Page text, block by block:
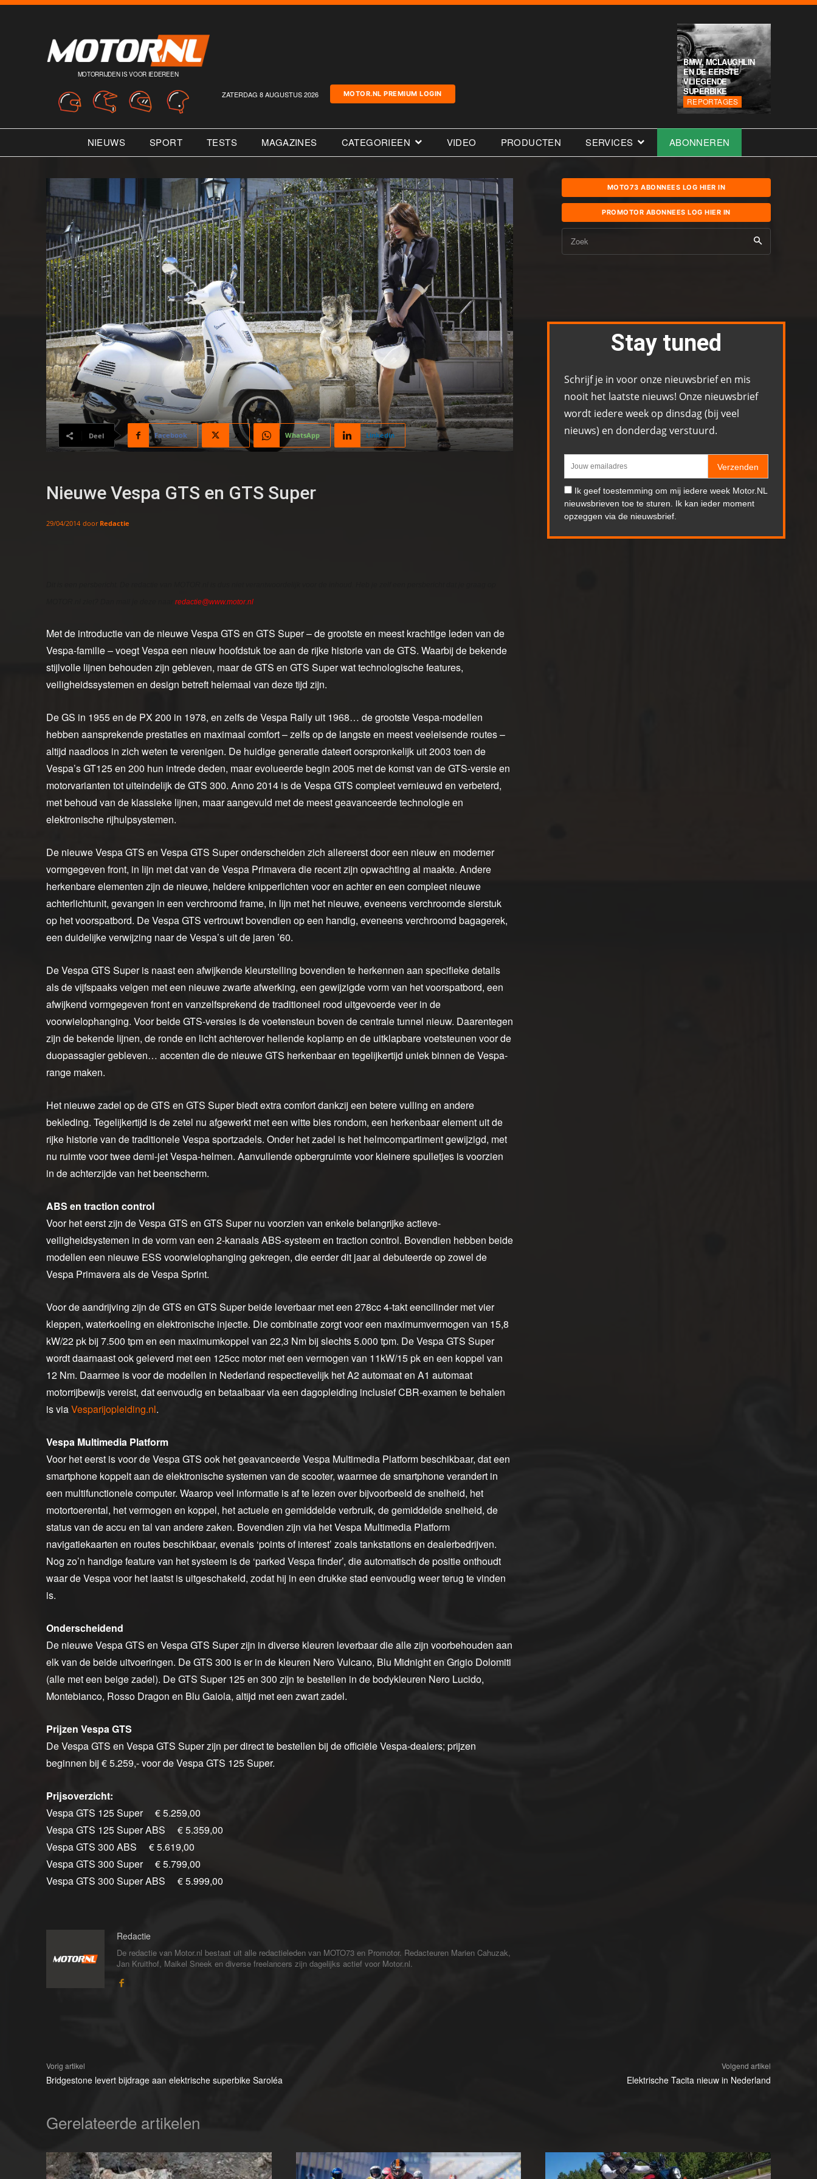
MOTORRIJDEN IS VOOR IEDEREEN
ZATERDAG 8 AUGUSTUS 2026 MOTOR.NL PREMIUM LOGIN
BMW, MCLAUGHLIN
EN DE EERSTE
VLIEGENDE
SUPERBIKE
REPORTAGES
NIEUWS SPORT TESTS MAGAZINES CATEGORIEEN VIDEO PRODUCTEN SERVICES ABONNEREN
Deel Facebook X WhatsApp Linkedin
Nieuwe Vespa GTS en GTS Super
29/04/2014 door Redactie
redactie@www.motor.nl
Met de introductie van de nieuwe Vespa GTS en GTS Super – de grootste en meest krachtige leden van de
Vespa-familie – voegt Vespa een nieuw hoofdstuk toe aan de rijke historie van de GTS. Waarbij de bekende
stijlvolle lijnen behouden zijn gebleven, maar de GTS en GTS Super wat technologische features,
veiligheidssystemen en design betreft helemaal van deze tijd zijn.
De GS in 1955 en de PX 200 in 1978, en zelfs de Vespa Rally uit 1968… de grootste Vespa-modellen
hebben aansprekende prestaties en maximaal comfort – zelfs op de langste en meest veeleisende routes –
altijd naadloos in zich weten te verenigen. De huidige generatie dateert oorspronkelijk uit 2003 toen de
Vespa’s GT125 en 200 hun intrede deden, maar evolueerde begin 2005 met de komst van de GTS-versie en
motorvarianten tot uiteindelijk de GTS 300. Anno 2014 is de Vespa GTS compleet vernieuwd en verbeterd,
met behoud van de klassieke lijnen, maar aangevuld met de meest geavanceerde technologie en
elektronische rijhulpsystemen.
De nieuwe Vespa GTS en Vespa GTS Super onderscheiden zich allereerst door een nieuw en moderner
vormgegeven front, in lijn met dat van de Vespa Primavera die recent zijn opwachting al maakte. Andere
herkenbare elementen zijn de nieuwe, heldere knipperlichten voor en achter en een compleet nieuwe
achterlichtunit, gevangen in een verchroomd frame, in lijn met het nieuwe, eveneens verchroomde sierstuk
op het voorspatbord. De Vespa GTS vertrouwt bovendien op een handig, eveneens verchroomd bagagerek,
een duidelijke verwijzing naar de Vespa’s uit de jaren ’60.
De Vespa GTS Super is naast een afwijkende kleurstelling bovendien te herkennen aan specifieke details
als de vijfspaaks velgen met een nieuwe zwarte afwerking, een gewijzigde vorm van het voorspatbord, een
afwijkend vormgegeven front en vanzelfsprekend de traditioneel rood uitgevoerde veer in de
voorwielophanging. Voor beide GTS-versies is de voetensteun boven de centrale tunnel nieuw. Daarentegen
zijn de bekende lijnen, de ronde en licht achterover hellende koplamp en de uitklapbare voetsteunen voor de
duopassagier gebleven… accenten die de nieuwe GTS herkenbaar en tegelijkertijd uniek binnen de Vespa-
range maken.
Het nieuwe zadel op de GTS en GTS Super biedt extra comfort dankzij een betere vulling en andere
bekleding. Tegelijkertijd is de zetel nu afgewerkt met een witte bies rondom, een herkenbaar element uit de
rijke historie van de traditionele Vespa sportzadels. Onder het zadel is het helmcompartiment gewijzigd, met
nu ruimte voor twee demi-jet Vespa-helmen. Aanvullende opbergruimte voor kleinere spulletjes is voorzien
in de achterzijde van het beenscherm.
ABS en traction control
Voor het eerst zijn de Vespa GTS en GTS Super nu voorzien van enkele belangrijke actieve-
veiligheidsystemen in de vorm van een 2-kanaals ABS-systeem en traction control. Bovendien hebben beide
modellen een nieuwe ESS voorwielophanging gekregen, die eerder dit jaar al debuteerde op zowel de
Vespa Primavera als de Vespa Sprint.
Voor de aandrijving zijn de GTS en GTS Super beide leverbaar met een 278cc 4-takt eencilinder met vier
kleppen, waterkoeling en elektronische injectie. Die combinatie zorgt voor een maximumvermogen van 15,8
kW/22 pk bij 7.500 tpm en een maximumkoppel van 22,3 Nm bij slechts 5.000 tpm. De Vespa GTS Super
wordt daarnaast ook geleverd met een 125cc motor met een vermogen van 11kW/15 pk en een koppel van
12 Nm. Daarmee is voor de modellen in Nederland respectievelijk het A2 automaat en A1 automaat
motorrijbewijs vereist, dat eenvoudig en betaalbaar via een dagopleiding inclusief CBR-examen te behalen
is viaVesparijopleiding.nl.
Vespa Multimedia Platform
Voor het eerst is voor de Vespa GTS ook het geavanceerde Vespa Multimedia Platform beschikbaar, dat een
smartphone koppelt aan de elektronische systemen van de scooter, waarmee de smartphone verandert in
een multifunctionele computer. Waarop veel informatie is af te lezen over bijvoorbeeld de snelheid, het
motortoerental, het vermogen en koppel, het actuele en gemiddelde verbruik, de gemiddelde snelheid, de
status van de accu en tal van andere zaken. Bovendien zijn via het Vespa Multimedia Platform
navigatiekaarten en routes beschikbaar, evenals ‘points of interest’ zoals tankstations en dealerbedrijven.
Nog zo’n handige feature van het systeem is de ‘parked Vespa finder’, die automatisch de positie onthoudt
waar de Vespa voor het laatst is uitgeschakeld, zodat hij in een drukke stad eenvoudig weer terug te vinden
is.
Onderscheidend
De nieuwe Vespa GTS en Vespa GTS Super zijn in diverse kleuren leverbaar die alle zijn voorbehouden aan
elk van de beide uitvoeringen. De GTS 300 is er in de kleuren Nero Vulcano, Blu Midnight en Grigio Dolomiti
(alle met een beige zadel). De GTS Super 125 en 300 zijn te bestellen in de bodykleuren Nero Lucido,
Montebianco, Rosso Dragon en Blu Gaiola, altijd met een zwart zadel.
Prijzen Vespa GTS
De Vespa GTS en Vespa GTS Super zijn per direct te bestellen bij de officiële Vespa-dealers; prijzen
beginnen bij € 5.259,- voor de Vespa GTS 125 Super.
Prijsoverzicht:
Vespa GTS 125 Super € 5.259,00
Vespa GTS 125 Super ABS € 5.359,00
Vespa GTS 300 ABS € 5.619,00
Vespa GTS 300 Super € 5.799,00
Vespa GTS 300 Super ABS € 5.999,00
Redactie
De redactie van Motor.nl bestaat uit alle redactieleden van MOTO73 en Promotor. Redacteuren Marien Cahuzak,
Jan Kruithof, Maikel Sneek en diverse freelancers zijn dagelijks actief voor Motor.nl.
MOTO73 ABONNEES LOG HIER IN
PROMOTOR ABONNEES LOG HIER IN
Zoek
Stay tuned
Schrijf je in voor onze nieuwsbrief en mis
nooit het laatste nieuws! Onze nieuwsbrief
wordt iedere week op dinsdag (bij veel
nieuws) en donderdag verstuurd.
Verzenden
Ik geef toestemming om mij iedere week Motor.NL
nieuwsbrieven toe te sturen. Ik kan ieder moment
opzeggen via de nieuwsbrief.
Vorig artikel
Bridgestone levert bijdrage aan elektrische superbike Saroléa
Volgend artikel
Elektrische Tacita nieuw in Nederland
Gerelateerde artikelen